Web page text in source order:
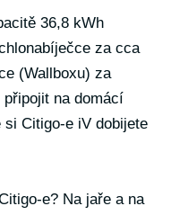
36,8 kWh
za cca
(Wallboxu) za
na domácí
Citigo-e iV dobijete
e? Na jaře a na